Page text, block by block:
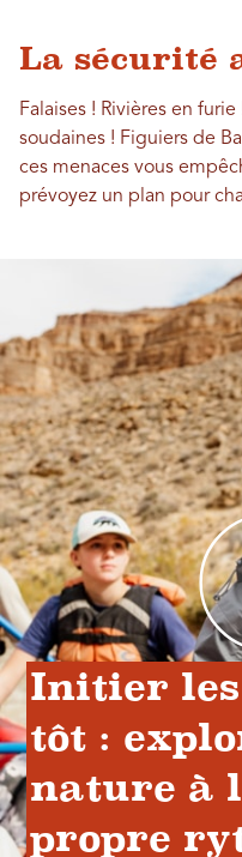
La sécurité
Falaises ! Rivières en
soudaines ! Figuiers de
ces menaces vous
prévoyez un plan pour
Initier
tôt :
nature à
propre